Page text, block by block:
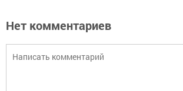
Нет комментариев